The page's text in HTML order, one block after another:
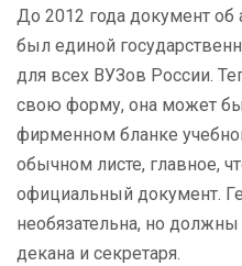
До 2012 года документ об
был единой
для всех ВУЗов России.
свою форму, она может
фирменном бланке
обычном листе, главное,
официальный документ.
необязательна, но
декана и секретаря.